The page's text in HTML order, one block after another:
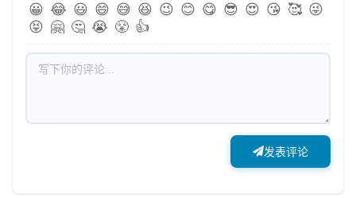
😀 😂 😃 😄 😅 😆 😉 😊 😋 😎 😍 😘 🥰 😜
😝 🤗 🤔 😭 😤 👍
发表评论